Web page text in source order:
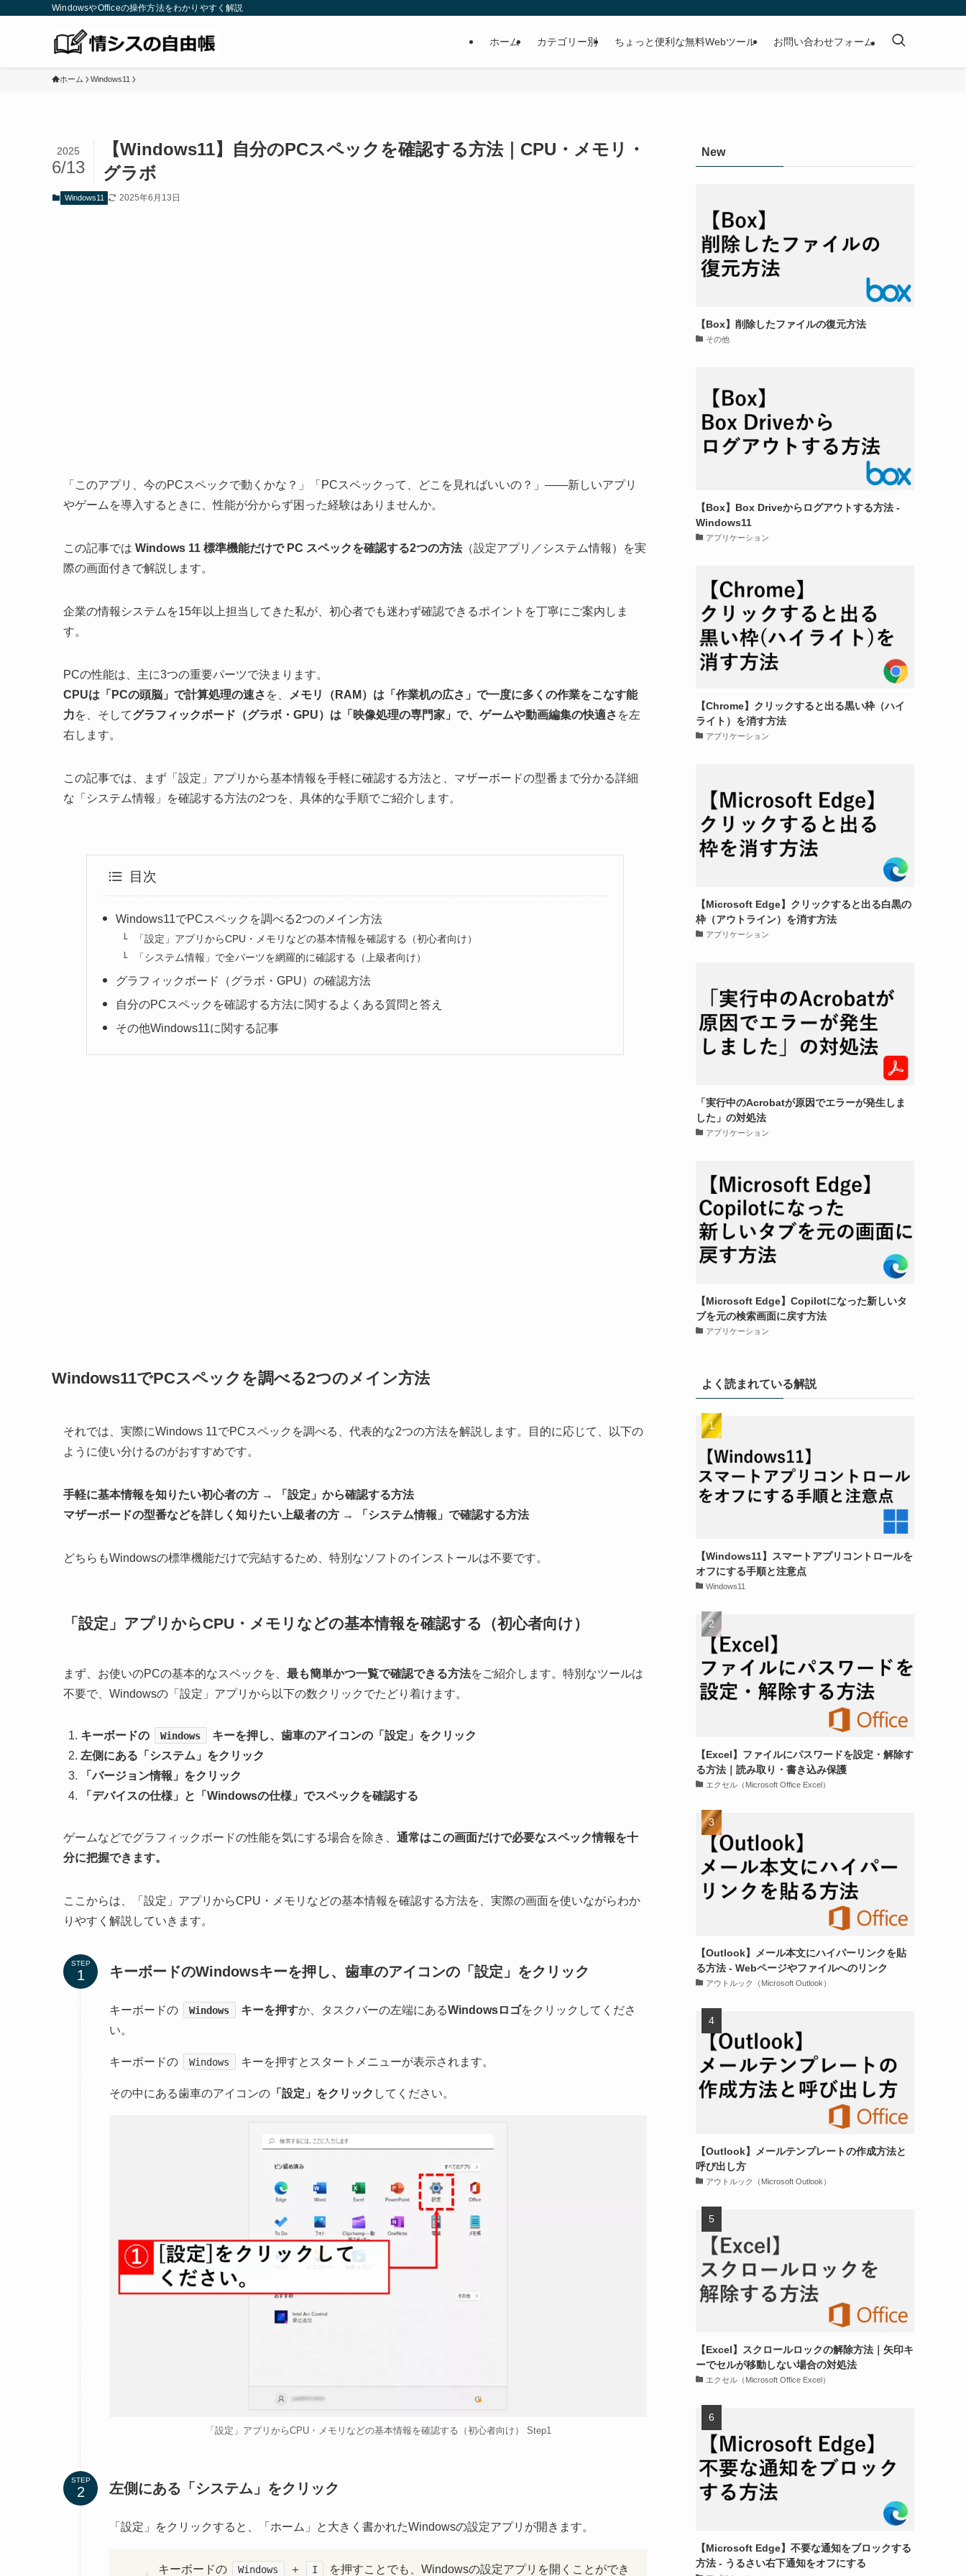
WindowsやOfficeの操作方法をわかりやすく解説
ホーム カテゴリー別 ちょっと便利な無料Webツール お問い合わせフォーム
ホーム Windows11
【Windows11】自分のPCスペックを確認する方法｜CPU・メモリ・
グラボ
2025
6/13
Windows11 2025年6月13日
「このアプリ、今のPCスペックで動くかな？」「PCスペックって、どこを見ればいいの？」――新しいアプリ
やゲームを導入するときに、性能が分からず困った経験はありませんか。
この記事では Windows 11 標準機能だけで PC スペックを確認する2つの方法（設定アプリ／システム情報）を実
際の画面付きで解説します。
企業の情報システムを15年以上担当してきた私が、初心者でも迷わず確認できるポイントを丁寧にご案内しま
す。
PCの性能は、主に3つの重要パーツで決まります。
CPUは「PCの頭脳」で計算処理の速さ を、
メモリ（RAM）は「作業机の広さ」で一度に多くの作業をこなす能
力を、そしてグラフィックボード（グラボ・GPU）は「映像処理の専門家」で、ゲームや動画編集の快適さ を左
右します。
この記事では、まず「設定」アプリから基本情報を手軽に確認する方法と、マザーボードの型番まで分かる詳細
な「システム情報」を確認する方法の2つを、具体的な手順でご紹介します。
目次
Windows11でPCスペックを調べる2つのメイン方法
「設定」アプリからCPU・メモリなどの基本情報を確認する（初心者向け）
「システム情報」で全パーツを網羅的に確認する（上級者向け）
グラフィックボード（グラボ・GPU）の確認方法
自分のPCスペックを確認する方法に関するよくある質問と答え
その他Windows11に関する記事
Windows11でPCスペックを調べる2つのメイン方法
それでは、実際にWindows 11でPCスペックを調べる、代表的な2つの方法を解説します。目的に応じて、以下の
ように使い分けるのがおすすめです。
手軽に基本情報を知りたい初心者の方 → 「設定」から確認する方法
マザーボードの型番などを詳しく知りたい上級者の方 → 「システム情報」で確認する方法
どちらもWindowsの標準機能だけで完結するため、特別なソフトのインストールは不要です。
「設定」アプリからCPU・メモリなどの基本情報を確認する（初心者向け）
まず、お使いのPCの基本的なスペックを、 最も簡単かつ一覧で確認できる方法をご紹介します。特別なツールは
不要で、Windowsの「設定」アプリから以下の数クリックでたどり着けます。
キーボードの Windows
キーを押し、歯車のアイコンの「設定」をクリック
左側にある「システム」をクリック
「バージョン情報」をクリック
「デバイスの仕様」と「Windowsの仕様」でスペックを確認する
ゲームなどでグラフィックボードの性能を気にする場合を除き、 通常はこの画面だけで必要なスペック情報を十
分に把握できます。
ここからは、「設定」アプリからCPU・メモリなどの基本情報を確認する方法を、実際の画面を使いながらわか
りやすく解説していきます。
STEP キーボードのWindowsキーを押し、歯車のアイコンの「設定」をクリック
キーボードの Windows キーを押すか、タスクバーの左端にあるWindowsロゴをクリックしてくださ
い。
キーボードの Windows キーを押すとスタートメニューが表示されます。
その中にある歯車のアイコンの 「設定」をクリック してください。
「設定」アプリからCPU・メモリなどの基本情報を確認する（初心者向け） Step1
STEP 左側にある「システム」をクリック
「設定」をクリックすると、「ホーム」と大きく書かれたWindowsの設定アプリが開きます。
キーボードの Windows ＋ I を押すことでも、Windowsの設定アプリを開くことができ
New
【Box】削除したファイルの復元方法
その他
【Box】Box Driveからログアウトする方法 -
Windows11
アプリケーション
【Chrome】クリックすると出る黒い枠（ハイ
ライト）を消す方法
アプリケーション
【Microsoft Edge】クリックすると出る白黒の
枠（アウトライン）を消す方法
アプリケーション
「実行中のAcrobatが原因でエラーが発生しま
した」の対処法
アプリケーション
【Microsoft Edge】Copilotになった新しいタ
ブを元の検索画面に戻す方法
アプリケーション
よく読まれている解説
【Windows11】スマートアプリコントロールを
オフにする手順と注意点
Windows11
【Excel】ファイルにパスワードを設定・解除す
る方法｜読み取り・書き込み保護
エクセル（Microsoft Office Excel）
【Outlook】メール本文にハイパーリンクを貼
る方法 - Webページやファイルへのリンク
アウトルック（Microsoft Outlook）
【Outlook】メールテンプレートの作成方法と
呼び出し方
アウトルック（Microsoft Outlook）
【Excel】スクロールロックの解除方法｜矢印キ
ーでセルが移動しない場合の対処法
エクセル（Microsoft Office Excel）
【Microsoft Edge】不要な通知をブロックする
方法 - うるさい右下通知をオフにする